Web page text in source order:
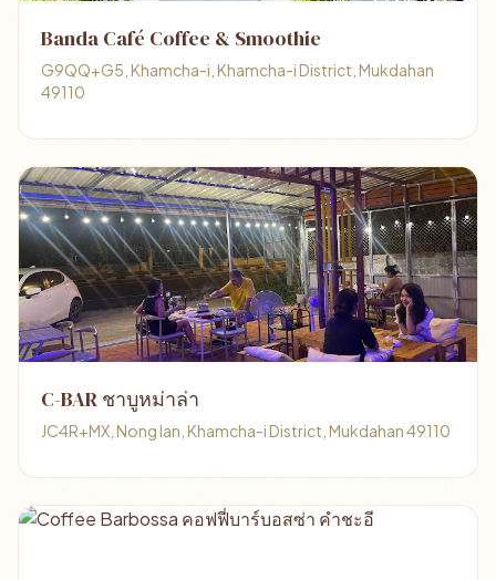
Banda Café Coffee & Smoothie
G9QQ+G5, Khamcha-i, Khamcha-i District, Mukdahan
49110
C-BAR ชาบูหม่าล่า
JC4R+MX, Nong Ian, Khamcha-i District, Mukdahan 49110